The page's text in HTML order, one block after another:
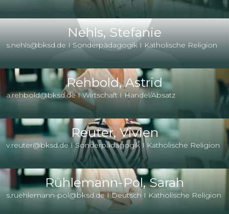
Nehls, Stefanie
s.nehls@bksd.de I Sonderpädagogik I Katholische Religion
Rehbold, Astrid
a.rehbold@bksd.de I Wirtschaft I Handel/Absatz
Reuter, Vivien
v.reuter@bksd.de I Sonderpädagogik I Katholische Religion
Rühlemann-Pol, Sarah
s.ruehlemann-pol@bksd.de I Deutsch I Katholische Religion